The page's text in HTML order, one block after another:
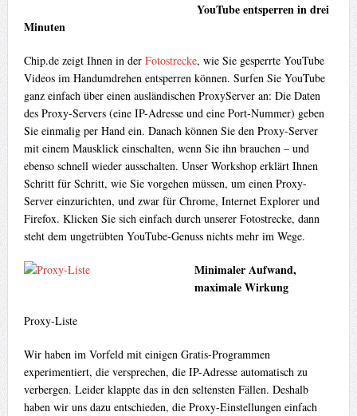
YouTube entsperren in drei
Minuten
Chip.de zeigt Ihnen in der Fotostrecke, wie Sie gesperrte YouTube
Videos im Handumdrehen entsperren können. Surfen Sie YouTube
ganz einfach über einen ausländischen ProxyServer an: Die Daten
des Proxy-Servers (eine IP-Adresse und eine Port-Nummer) geben
Sie einmalig per Hand ein. Danach können Sie den Proxy-Server
mit einem Mausklick einschalten, wenn Sie ihn brauchen – und
ebenso schnell wieder ausschalten. Unser Workshop erklärt Ihnen
Schritt für Schritt, wie Sie vorgehen müssen, um einen Proxy-
Server einzurichten, und zwar für Chrome, Internet Explorer und
Firefox. Klicken Sie sich einfach durch unserer Fotostrecke, dann
steht dem ungetrübten YouTube-Genuss nichts mehr im Wege.
Minimaler Aufwand,
maximale Wirkung
Proxy-Liste
Wir haben im Vorfeld mit einigen Gratis-Programmen
experimentiert, die versprechen, die IP-Adresse automatisch zu
verbergen. Leider klappte das in den seltensten Fällen. Deshalb
haben wir uns dazu entschieden, die Proxy-Einstellungen einfach